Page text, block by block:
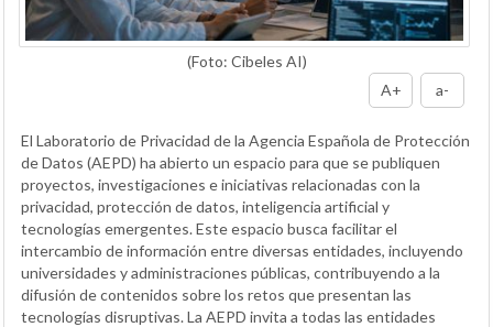
(Foto: Cibeles AI)
A+
a-
El Laboratorio de Privacidad de la Agencia Española de Protección
de Datos (AEPD) ha abierto un espacio para que se publiquen
proyectos, investigaciones e iniciativas relacionadas con la
privacidad, protección de datos, inteligencia artificial y
tecnologías emergentes. Este espacio busca facilitar el
intercambio de información entre diversas entidades, incluyendo
universidades y administraciones públicas, contribuyendo a la
difusión de contenidos sobre los retos que presentan las
tecnologías disruptivas. La AEPD invita a todas las entidades